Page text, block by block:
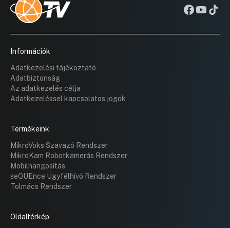
Információk
Adatkezelési tájékoztató
Adatbiztonság
Az adatkezelés célja
Adatkezeléssel kapcsolatos jogok
Termékeink
MikroVoks Szavazó Rendszer
MikroKam Robotkamerás Rendszer
Mobilhangosítás
seQUEnce Ügyfélhívó Rendszer
Tolmács Rendszer
Oldaltérkép